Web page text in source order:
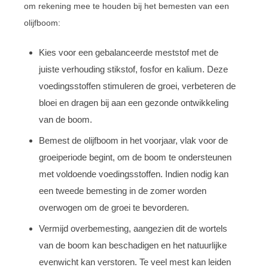
om rekening mee te houden bij het bemesten van een
olijfboom:
Kies voor een gebalanceerde meststof met de
juiste verhouding stikstof, fosfor en kalium. Deze
voedingsstoffen stimuleren de groei, verbeteren de
bloei en dragen bij aan een gezonde ontwikkeling
van de boom.
Bemest de olijfboom in het voorjaar, vlak voor de
groeiperiode begint, om de boom te ondersteunen
met voldoende voedingsstoffen. Indien nodig kan
een tweede bemesting in de zomer worden
overwogen om de groei te bevorderen.
Vermijd overbemesting, aangezien dit de wortels
van de boom kan beschadigen en het natuurlijke
evenwicht kan verstoren. Te veel mest kan leiden